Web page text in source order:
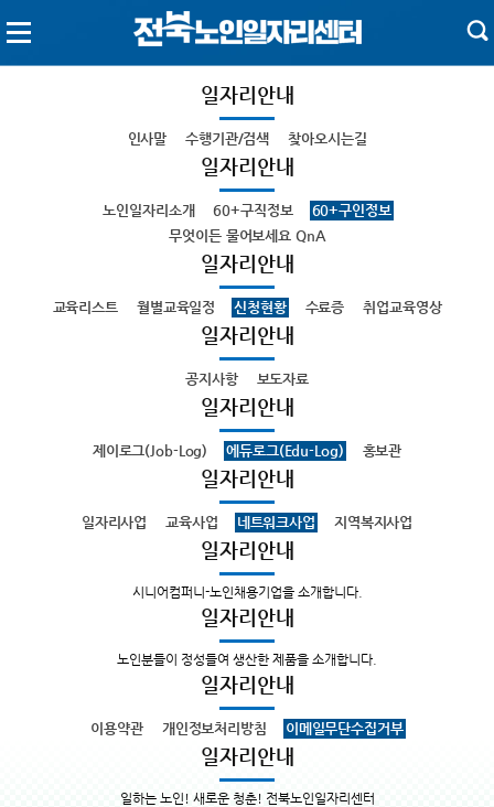
일자리안내
인사말 수행기관/검색 찾아오시는길
일자리안내
노인일자리소개 60+구직정보
60+구인정보
무엇이든 물어보세요 QnA
일자리안내
교육리스트 월별교육일정 신청현황 수료증 취업교육영상
일자리안내
공지사항 보도자료
일자리안내
제이로그(Job-Log) 에듀로그(Edu-Log) 홍보관
일자리안내
일자리사업 교육사업 네트워크사업 지역복지사업
일자리안내
시니어컴퍼니-노인채용기업을 소개합니다.
일자리안내
노인분들이 정성들여 생산한 제품을 소개합니다.
일자리안내
이용약관 개인정보처리방침 이메일무단수집거부
일자리안내
일하는 노인! 새로운 청춘! 전북노인일자리센터